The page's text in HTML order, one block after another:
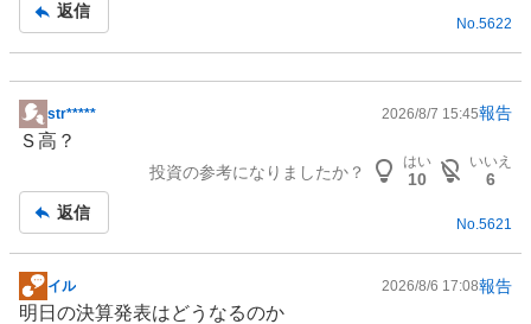
事
返信
No. 5622
掲
示
事
str***** 2026/8/7 15:45報告
Ｓ高？
投資の参考になりましたか？
はい
10
いいえ
6
返信
No.5621
掲
イル 2026/8/6 17:08報告
明日の決算発表はどうなるのか